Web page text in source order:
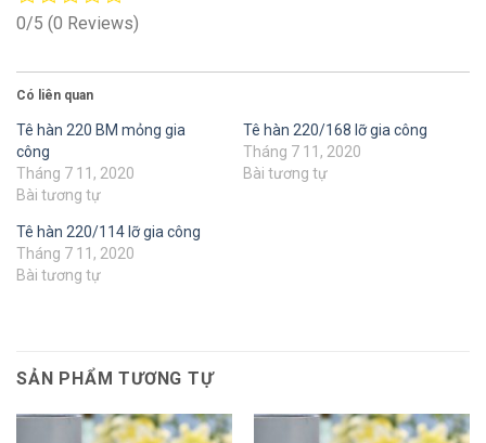
0/5 (0 Reviews)
Có liên quan
Tê hàn 220 BM mỏng gia
công
Tháng 7 11, 2020
Bài tương tự
Tê hàn 220/168 lỡ gia công
Tháng 7 11, 2020
Bài tương tự
Tê hàn 220/114 lỡ gia công
Tháng 7 11, 2020
Bài tương tự
SẢN PHẨM TƯƠNG TỰ